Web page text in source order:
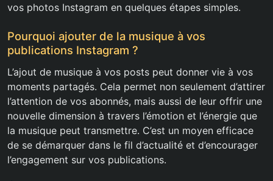
vos photos Instagram en quelques étapes simples.
Pourquoi ajouter de la musique à vos
publications Instagram ?
L’ajout de musique à vos posts peut donner vie à vos
moments partagés. Cela permet non seulement d’attirer
l’attention de vos abonnés, mais aussi de leur offrir une
nouvelle dimension à travers l’émotion et l’énergie que
la musique peut transmettre. C’est un moyen efficace
de se démarquer dans le fil d’actualité et d’encourager
l’engagement sur vos publications.